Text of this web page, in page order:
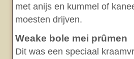
met anijs en kummel of
moesten drijven.
Weake bole mei prûmen
Dit was een speciaal